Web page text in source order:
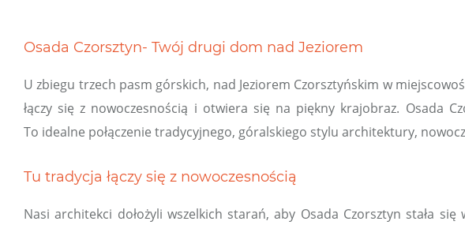
Osada Czorsztyn- Twój drugi dom nad Jeziorem
U zbiegu trzech pasm górskich, nad Jeziorem Czorsztyńskim w
łączy się z nowoczesnością i otwiera się na piękny krajobraz. Osada
To idealne połączenie tradycyjnego, góralskiego stylu architektury,
Tu tradycja łączy się z nowoczesnością
Nasi architekci dołożyli wszelkich starań, aby Osada Czorsztyn stała